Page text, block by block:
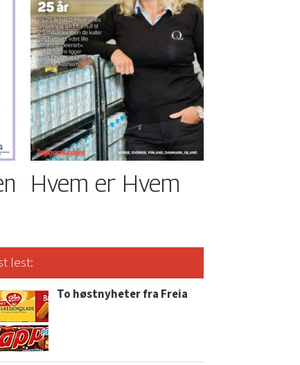
Hvem er Hvem
lest:
To høstnyheter fra Freia